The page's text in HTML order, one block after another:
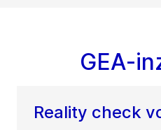
GEA-
Reality check